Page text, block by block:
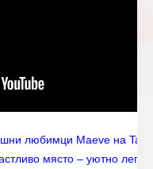
любимци Maeve на
място – уютно